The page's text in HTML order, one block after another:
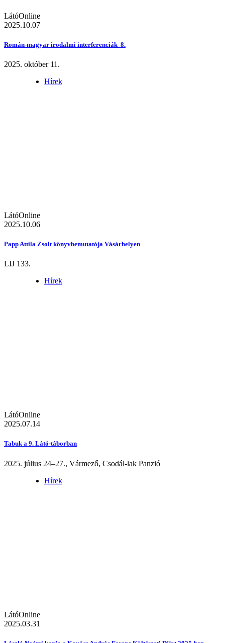
LátóOnline
2025.10.07
Román-magyar irodalmi interferenciák 8.
2025. október 11.
Hírek
LátóOnline
2025.10.06
Papp Attila Zsolt könyvbemutatója Vásárhelyen
LIJ 133.
Hírek
LátóOnline
2025.07.14
Tabuk a 9. Látó-táborban
2025. július 24–27., Vármező, Csodál-lak Panzió
Hírek
LátóOnline
2025.03.31